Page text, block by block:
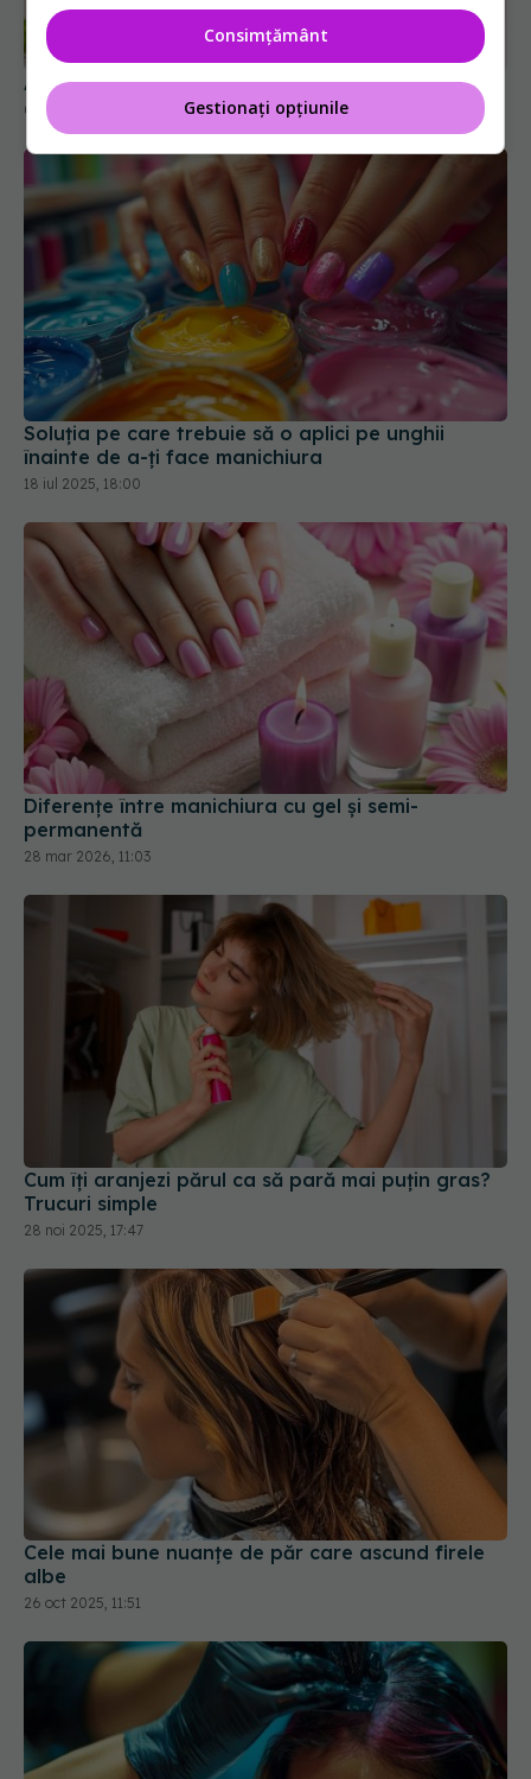
Adevărul despre uscarea părului cu aer cald
02 mar 2026, 14:12
Soluția pe care trebuie să o aplici pe unghii
înainte de a-ți face manichiura
18 iul 2025, 18:00
Diferențe între manichiura cu gel și semi-
permanentă
28 mar 2026, 11:03
Cum îți aranjezi părul ca să pară mai puțin gras?
Trucuri simple
28 noi 2025, 17:47
Cele mai bune nuanțe de păr care ascund firele
albe
26 oct 2025, 11:51
Consimțământ
Gestionați opțiunile